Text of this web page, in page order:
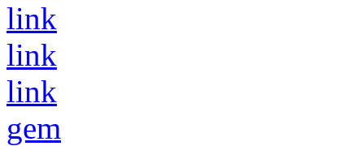
link
link
link
gem